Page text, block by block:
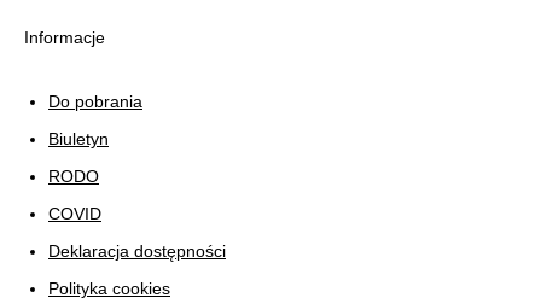
Informacje
Do pobrania
Biuletyn
RODO
COVID
Deklaracja dostępności
Polityka cookies